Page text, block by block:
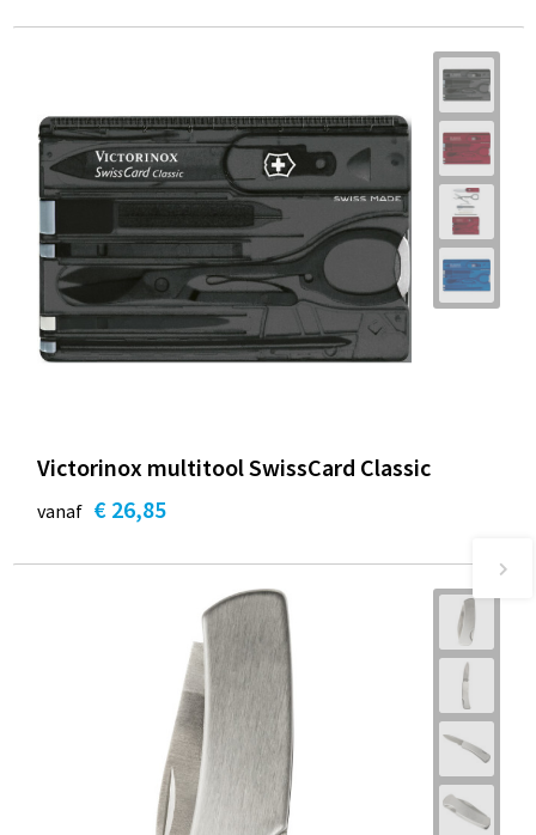
Victorinox multitool SwissCard Classic
vanaf € 26,85